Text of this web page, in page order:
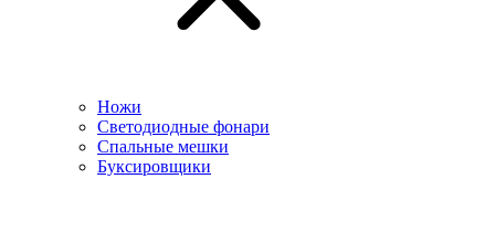
Ножи
Светодиодные фонари
Спальные мешки
Буксировщики